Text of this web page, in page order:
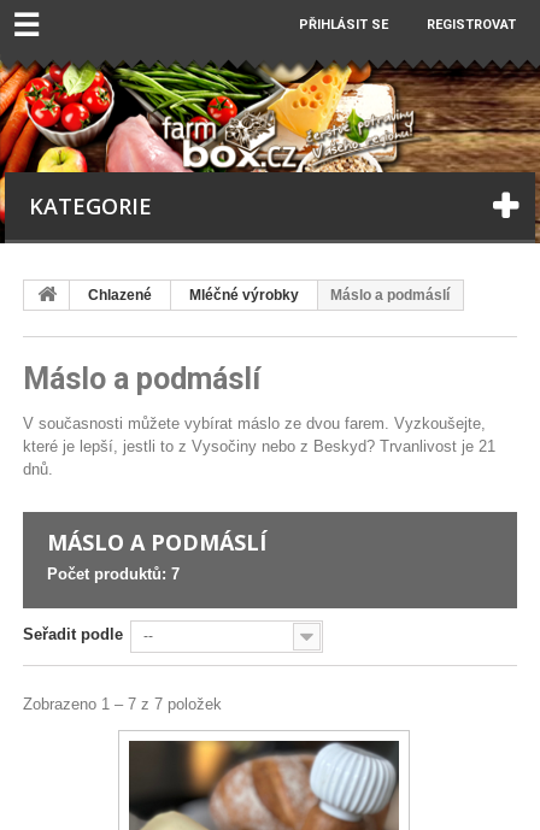
☰ PŘIHLÁSIT SE REGISTROVAT
KATEGORIE
Chlazené Mléčné výrobky Máslo a podmáslí
Máslo a podmáslí
V současnosti můžete vybírat máslo ze dvou farem. Vyzkoušejte,
které je lepší, jestli to z Vysočiny nebo z Beskyd? Trvanlivost je 21
dnů.
MÁSLO A PODMÁSLÍ
Počet produktů: 7
Seřadit podle --
Zobrazeno 1 – 7 z 7 položek